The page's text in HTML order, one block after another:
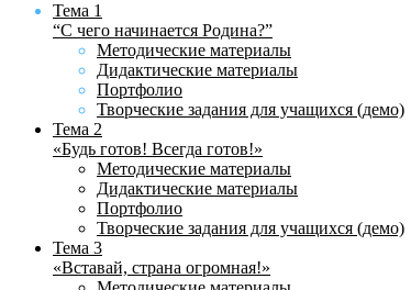
Тема 1
“С чего начинается Родина?”
Методические материалы
Дидактические материалы
Портфолио
Творческие задания для учащихся (демо)
Тема 2
«Будь готов! Всегда готов!»
Методические материалы
Дидактические материалы
Портфолио
Творческие задания для учащихся (демо)
Тема 3
«Вставай, страна огромная!»